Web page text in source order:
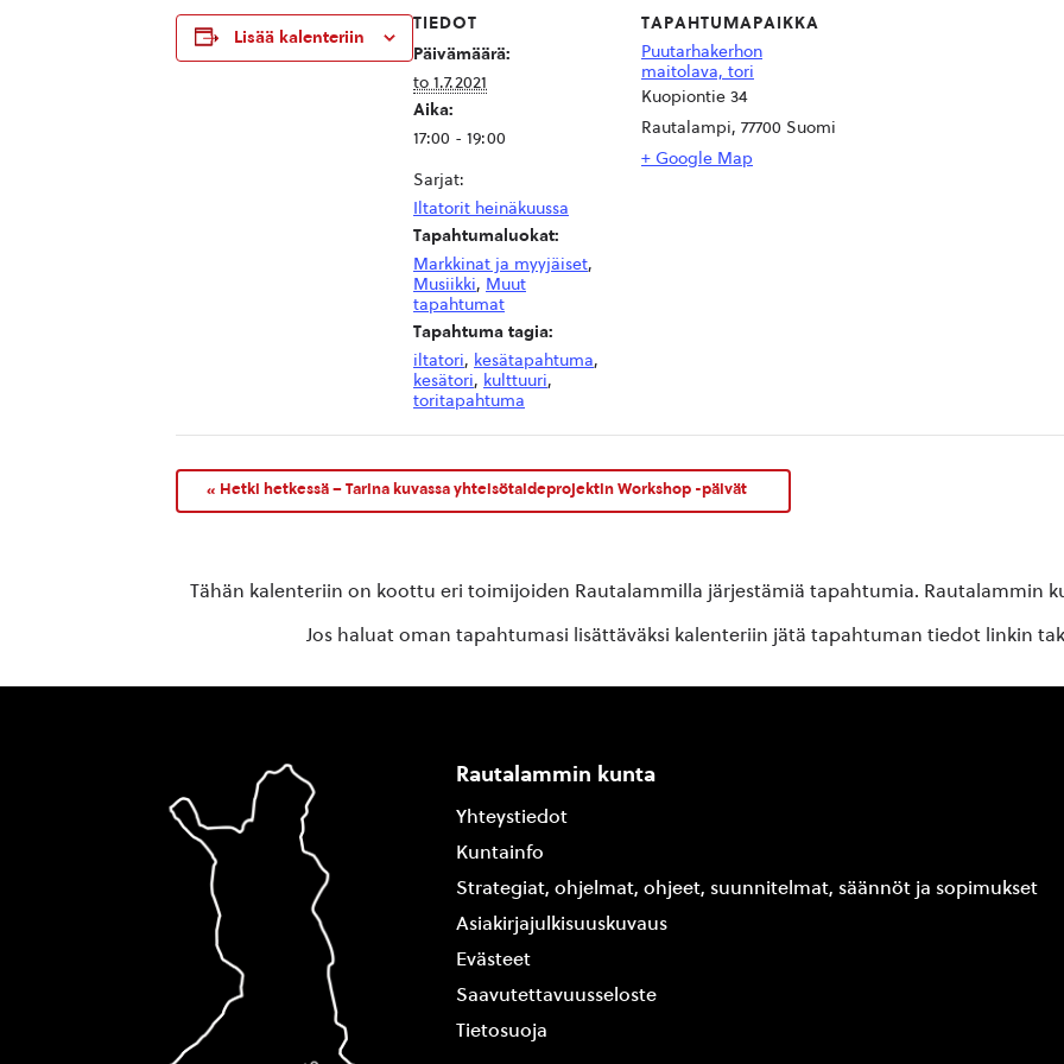
Lisää kalenteriin
TIEDOT
Päivämäärä:
to 1.7.2021
Aika:
17:00 - 19:00
Sarjat:
Iltatorit heinäkuussa
Tapahtumaluokat:
Markkinat ja myyjäiset,
Musiikki, Muut
tapahtumat
Tapahtuma tagia:
iltatori, kesätapahtuma,
kesätori, kulttuuri,
toritapahtuma
TAPAHTUMAPAIKKA
Puutarhakerhon
maitolava, tori
Kuopiontie 34
Rautalampi, 77700 Suomi
+ Google Map
« Hetki hetkessä – Tarina kuvassa yhteisötaideprojektin Workshop -päivät
Tähän kalenteriin on koottu eri toimijoiden Rautalammilla järjestämiä tapahtumia. Rautalammin
Jos haluat oman tapahtumasi lisättäväksi kalenteriin jätä tapahtuman tiedot linkin
Rautalammin kunta
Yhteystiedot
Kuntainfo
Strategiat, ohjelmat, ohjeet, suunnitelmat, säännöt ja sopimukset
Asiakirjajulkisuuskuvaus
Evästeet
Saavutettavuusseloste
Tietosuoja